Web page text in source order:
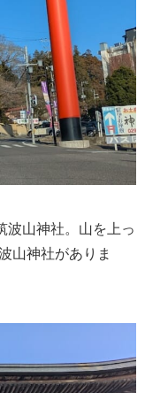
波山神社。山を上っ
山神社がありま